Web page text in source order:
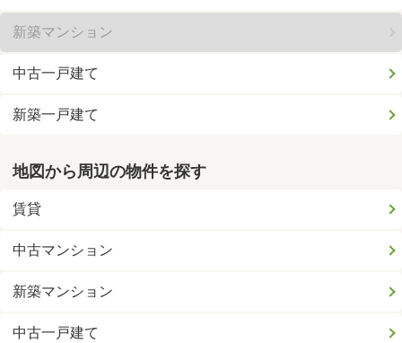
新築マンション
中古一戸建て
新築一戸建て
地図から周辺の物件を探す
賃貸
中古マンション
新築マンション
中古一戸建て